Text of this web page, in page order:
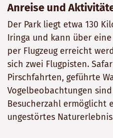
Anreise und
Der Park liegt etwa 130
Iringa und kann über
per Flugzeug erreicht
sich zwei Flugpisten.
Pirschfahrten, geführte
Vogelbeobachtungen
Besucherzahl ermöglicht
ungestörtes